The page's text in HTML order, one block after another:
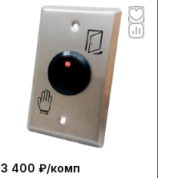
3 400 ₽/комп